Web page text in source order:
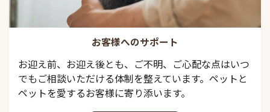
お客様へのサポート
お迎え前、お迎え後とも、ご不明、ご心配な点はいつ
でもご相談いただける体制を整えています。ペットと
ペットを愛するお客様に寄り添います。